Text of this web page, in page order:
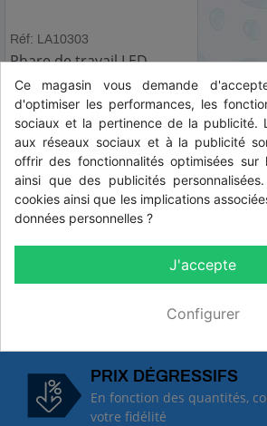
Réf: LA10303
Phare de travail LED -
180W - 15300lm
HT 125,48 € HT
TTC 150,58 € TTC
Affichage 1-3 de 3 article(s)
PRIX DÉGRESSIFS
En fonction des quantités,
votre fidélité
Ce magasin vous demande
d'optimiser les performances, les
sociaux et la pertinence de la publicité.
aux réseaux sociaux et à la publicité
offrir des fonctionnalités optimisées sur
ainsi que des publicités
cookies ainsi que les implications
données personnelles ?
J'accepte
Configurer